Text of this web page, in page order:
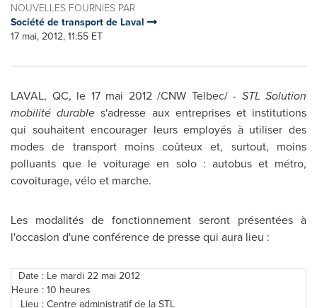
NOUVELLES FOURNIES PAR
Société de transport de Laval
17 mai, 2012, 11:55 ET
LAVAL, QC, le 17 mai 2012 /CNW Telbec/ - STL Solution
mobilité durable s'adresse aux entreprises et institutions
qui souhaitent encourager leurs employés à utiliser des
modes de transport moins coûteux et, surtout, moins
polluants que le voiturage en solo : autobus et métro,
covoiturage, vélo et marche.
Les modalités de fonctionnement seront présentées à
l'occasion d'une conférence de presse qui aura lieu :
Date : Le mardi 22 mai 2012
Heure :10 heures
Lieu :Centre administratif de la STL